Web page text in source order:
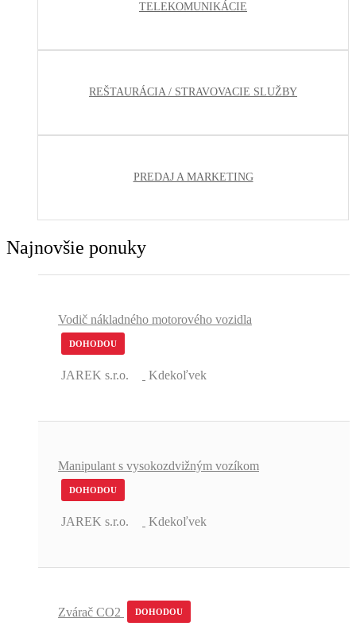
TELEKOMUNIKÁCIE
REŠTAURÁCIA / STRAVOVACIE SLUŽBY
PREDAJ A MARKETING
Najnovšie ponuky
Vodič nákladného motorového vozidla
DOHODOU
JAREK s.r.o. Kdekoľvek
Manipulant s vysokozdvižným vozíkom
DOHODOU
JAREK s.r.o. Kdekoľvek
Zvárač CO2 DOHODOU